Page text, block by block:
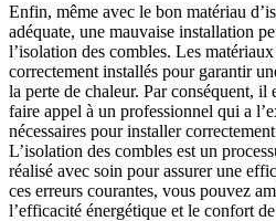
Enfin, même avec le bon matériau
adéquate, une mauvaise installation
l’isolation des combles. Les
correctement installés pour garantir
la perte de chaleur. Par conséquent, il
faire appel à un professionnel qui a
nécessaires pour installer
L’isolation des combles est un
réalisé avec soin pour assurer une
ces erreurs courantes, vous pouvez
l’efficacité énergétique et le confort